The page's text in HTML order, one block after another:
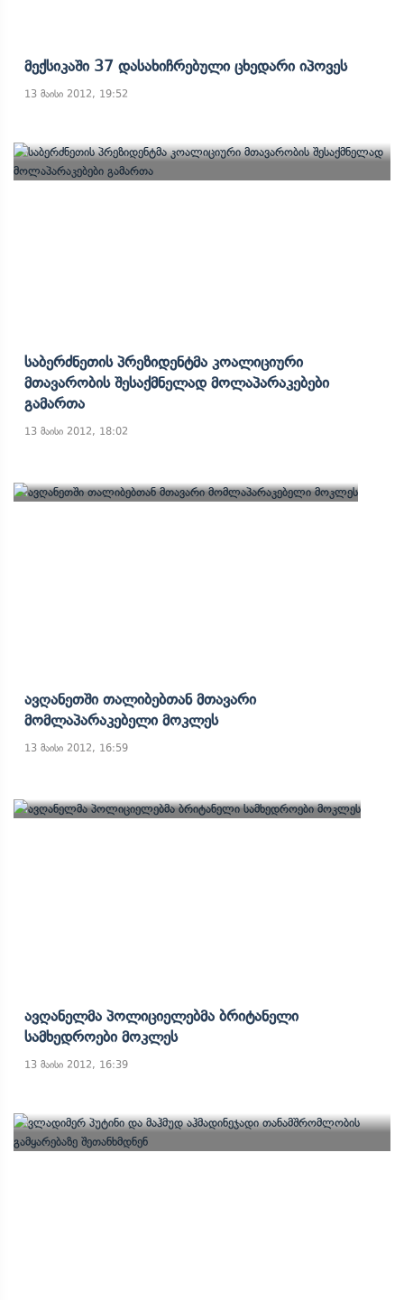
Მექსიკაში 37 Დასახიჩრებული Ცხედარი Იპოვეს
13 მაისი 2012, 19:52
Საბერძნეთის Პრეზიდენტმა Კოალიციური
Მთავარობის Შესაქმნელად Მოლაპარაკებები
Გამართა
13 მაისი 2012, 18:02
Ავღანეთში Თალიბებთან Მთავარი
Მომლაპარაკებელი Მოკლეს
13 მაისი 2012, 16:59
Ავღანელმა Პოლიციელებმა Ბრიტანელი
Სამხედროები Მოკლეს
13 მაისი 2012, 16:39